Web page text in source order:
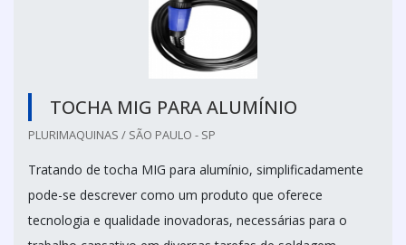
TOCHA MIG PARA ALUMÍNIO
PLURIMAQUINAS / SÃO PAULO - SP
Tratando de tocha MIG para alumínio, simplificadamente
pode-se descrever como um produto que oferece
tecnologia e qualidade inovadoras, necessárias para o